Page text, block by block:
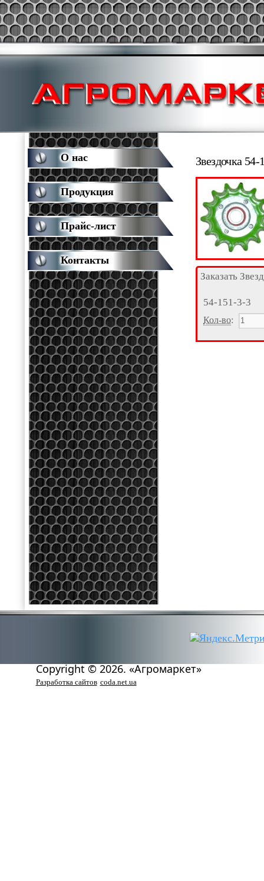
Звездочка
Заказать
54-151-3-3
Кол-во:
О нас
Продукция
Прайс-лист
Контакты
Copyright © 2026. «Агромаркет»
Разработка сайтов coda.net.ua